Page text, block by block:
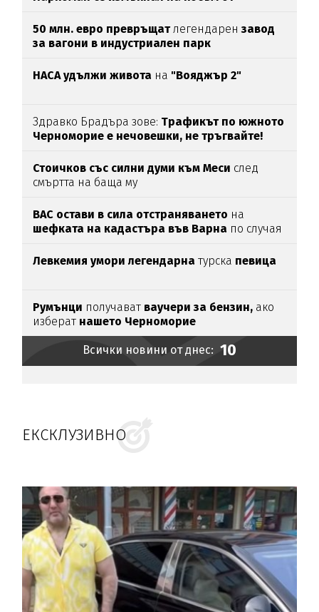
50 млн. евро превръщатлегендарензавод
за вагони в индустриален парк
НАСА удължи живота на "Вояджър 2"
Здравко Брадъра зове: Трафикът по южното
Черноморие е нечовешки, не тръгвайте!
Стоичков със силни думи към Меси след
смъртта на баща му
ВАС остави в сила отстраняването на
шефката на кадастъра във Варна по случая
Левкемия умори легендарна турска певица
Румънци получават ваучери за бензин, ако
изберат нашето Черноморие
Всички новини от днес: 10
ЕКСКЛУЗИВНО